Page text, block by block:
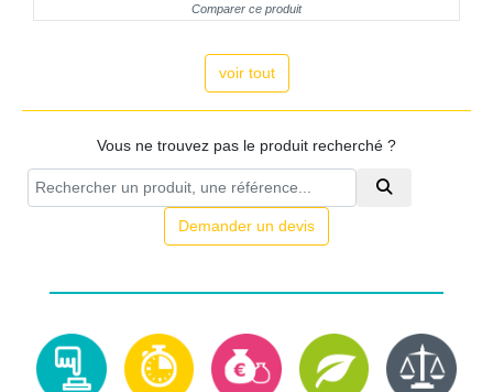
Comparer ce produit
voir tout
Vous ne trouvez pas le produit recherché ?
Demander un devis